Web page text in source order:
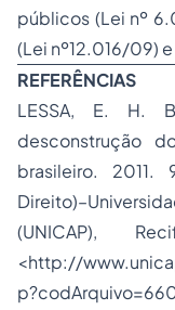
públicos (Lei nº
(Lei nº12.016/09)
REFERÊNCIAS
LESSA, E. H.
desconstrução
brasileiro. 2011.
(UNICAP),
<http://